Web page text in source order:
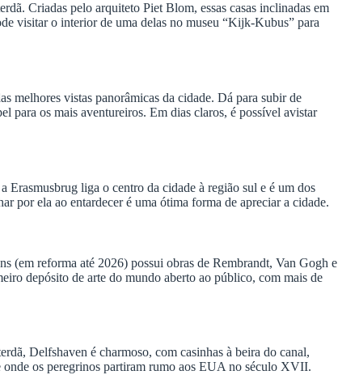
Criadas pelo arquiteto Piet Blom, essas casas inclinadas em
visitar o interior de uma delas no museu “Kijk-Kubus” para
melhores vistas panorâmicas da cidade. Dá para subir de
para os mais aventureiros. Em dias claros, é possível avistar
Erasmusbrug liga o centro da cidade à região sul e é um dos
por ela ao entardecer é uma ótima forma de apreciar a cidade.
(em reforma até 2026) possui obras de Rembrandt, Van Gogh e
depósito de arte do mundo aberto ao público, com mais de
Delfshaven é charmoso, com casinhas à beira do canal,
onde os peregrinos partiram rumo aos EUA no século XVII.